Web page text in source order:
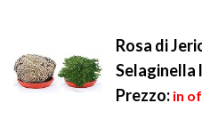
Rosa di
Selaginella
Prezzo: in